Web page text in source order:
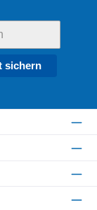
sichern